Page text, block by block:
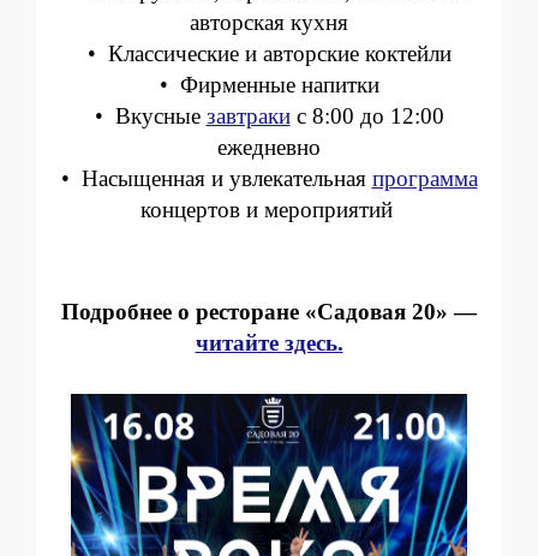
авторская кухня
• Классические и авторские коктейли
• Фирменные напитки
• Вкусные завтракис 8:00 до 12:00
ежедневно
• Насыщенная и увлекательная программа
концертов и мероприятий
Подробнее о ресторане «Садовая 20» —
читайте здесь.